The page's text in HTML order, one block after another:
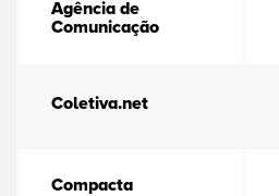
Agência de
Comunicação
Coletiva.net
Compacta